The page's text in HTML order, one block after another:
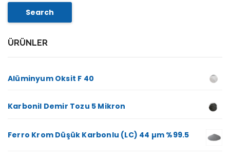
Search
ÜRÜNLER
Alüminyum Oksit F 40
Karbonil Demir Tozu 5 Mikron
Ferro Krom Düşük Karbonlu (LC) 44 µm %99.5